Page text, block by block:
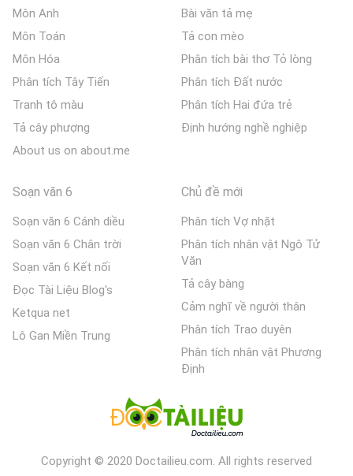
Môn Anh
Môn Toán
Môn Hóa
Phân tích Tây Tiến
Tranh tô màu
Tả cây phượng
About us on about.me
Bài văn tả mẹ
Tả con mèo
Phân tích bài thơ Tỏ lòng
Phân tích Đất nước
Phân tích Hai đứa trẻ
Định hướng nghề nghiệp
Soạn văn 6
Soạn văn 6 Cánh diều
Soạn văn 6 Chân trời
Soạn văn 6 Kết nối
Đọc Tài Liệu Blog's
Ketqua net
Lô Gan Miền Trung
Chủ đề mới
Phân tích Vợ nhặt
Phân tích nhân vật Ngô Tử
Văn
Tả cây bàng
Cảm nghĩ về người thân
Phân tích Trao duyên
Phân tích nhân vật Phương
Định
Copyright © 2020 Doctailieu.com. All rights reserved